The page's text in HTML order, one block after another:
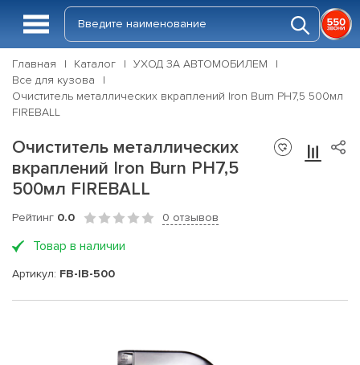
Главная Каталог
УХОД ЗА АВТОМОБИЛЕМ
Все для кузова
Очиститель металлических вкраплений Iron Burn PH7,5 500мл
FIREBALL
Очиститель металлических
вкраплений Iron Burn PH7,5
500мл FIREBALL
Рейтинг 0.0 0 отзывов
Товар в наличии
Артикул: FB-IB-500